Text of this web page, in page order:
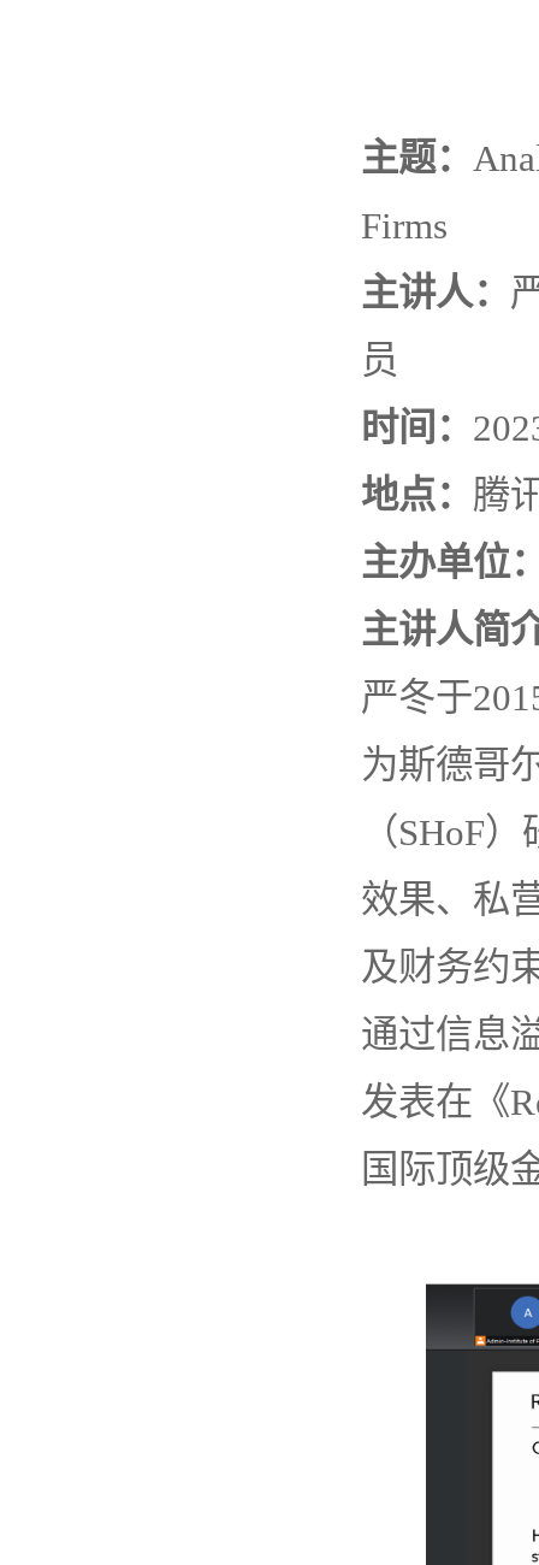
主题：
Firms
主讲人：
员
时间：
地点： 腾
主办单位
主讲人简
严冬于
为斯德哥
（SHoF
效果、私
及财务约
通过信息
发表在《
国际顶级